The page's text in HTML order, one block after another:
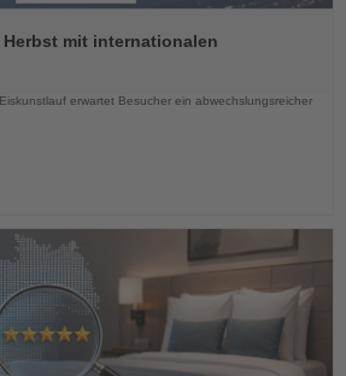
mit internationalen
erwartet Besucher ein abwechslungsreicher